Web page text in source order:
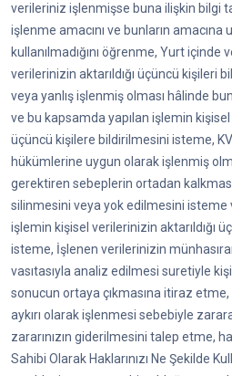
verileriniz işlenmişse buna ilişkin bilgi
işlenme amacını ve bunların amacına
kullanılmadığını öğrenme, Yurt içinde
verilerinizin aktarıldığı üçüncü kişileri
veya yanlış işlenmiş olması hâlinde
ve bu kapsamda yapılan işlemin kişisel
üçüncü kişilere bildirilmesini isteme,
hükümlerine uygun olarak işlenmiş
gerektiren sebeplerin ortadan
silinmesini veya yok edilmesini isteme
işlemin kişisel verilerinizin aktarıldığı
isteme, İşlenen verilerinizin
vasıtasıyla analiz edilmesi suretiyle
sonucun ortaya çıkmasına itiraz
aykırı olarak işlenmesi sebebiyle
zararınızın giderilmesini talep etme,
Sahibi Olarak Haklarınızı Ne Şekilde